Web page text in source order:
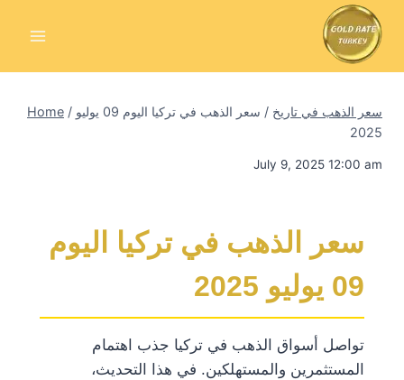
Home / سعر الذهب في تاريخ /
سعر الذهب في تركيا اليوم 09 يوليو
2025
July 9, 2025 12:00 am
سعر الذهب في تركيا اليوم
09 يوليو 2025
تواصل أسواق الذهب في تركيا جذب اهتمام
المستثمرين والمستهلكين. في هذا التحديث،